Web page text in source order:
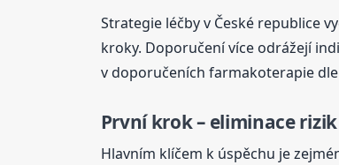
Strategie léčby v České republice
kroky. Doporučení více odrážejí
v doporučeních farmakoterapie
První krok – eliminace rizik
Hlavním klíčem k úspěchu je